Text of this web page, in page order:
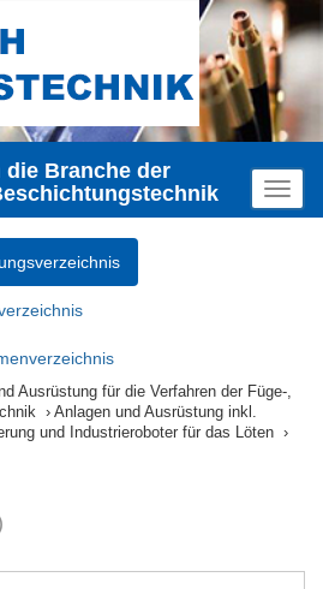
Branche der
Ausrüstung für die Verfahren der Füge-,
Anlagen und Ausrüstung inkl.
und Industrieroboter für das Löten